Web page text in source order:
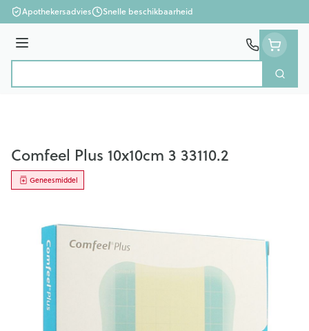
Ga naar de inhoud
Apothekersadvies Snelle beschikbaarheid
Menu
Zoek
Comfeel Plus 10x10cm 3 33110.2
Geneesmiddel